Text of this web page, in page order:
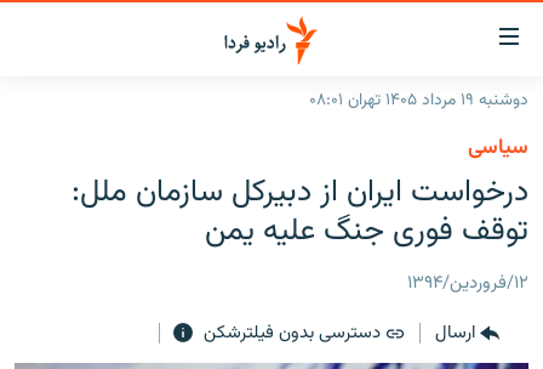
لینک‌های
قابلیت
دسترسی
بازگشت
منوی
اصلی
رفتن
صفحه
جستجو
جهان
برنامه‌های رادیویی
پادکست
چندرسانه‌ای
دوشنبه ۱۹ مرداد ۱۴۰۵ تهران ۰۸:۰۱
سیاسی
درخواست ایران از دبیرکل سازمان ملل:
توقف فوری جنگ علیه یمن
۱۲/فروردین/۱۳۹۴
ارسال
دسترسی بدون فیلترشکن